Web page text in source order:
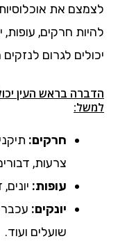
לצמצם את אוכלוסיות
להיות חרקים, עופות,
יכולים לגרום
הדברה בראש העין
למשל:
חרקים:
צרעות,
עופות:
יונקים:
שועלים ועוד.